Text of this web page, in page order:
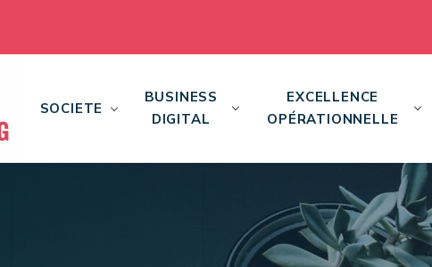
SOCIETE
BUSINESS
DIGITAL
EXCELLENCE
OPÉRATIONNELLE